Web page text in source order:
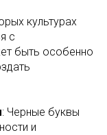
культурах
с
быть особенно
: Черные буквы
и